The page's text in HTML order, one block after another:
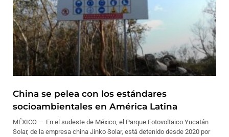
China se pelea con los estándares
socioambientales en América Latina
MÉXICO – En el sudeste de México, el Parque Fotovoltaico Yucatán
Solar, de la empresa china Jinko Solar, está detenido desde 2020 por